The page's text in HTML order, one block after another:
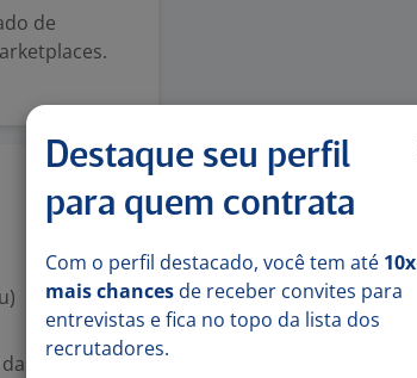
de
cargas
Destaque seu perfil
para quem contrata
Com o perfil destacado, você tem até 10x
mais chances de receber convites para
entrevistas e fica no topo da lista dos
recrutadores.